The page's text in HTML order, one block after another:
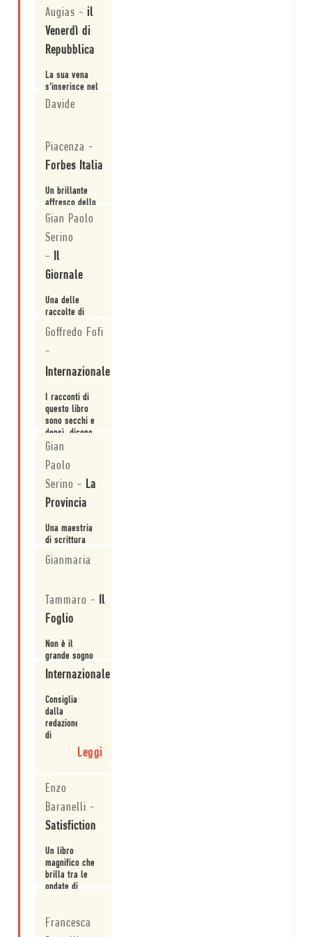
raccontata
con
partecipazione
comprensione
ammirevoli.
Augias - il
Venerdì di
Repubblica
La sua vena
s'inserisce nel
realismo
capace di
profonda del
paese insieme
ai suoi
grandiosi, le
pianure senza
fine. A
pensarci bene
è l'America
che ha
alla Ca...
Davide
Piacenza -
Forbes Italia
Un brillante
affresco dello
spirito
partire dagli
angoli più
depressi e
solitari del
Gian Paolo
Serino
- Il
Giornale
Una delle
raccolte di
riuscite degli
Goffredo Fofi
-
Internazionale
I racconti di
questo libro
sono secchi e
densi, dicono
l'essenziale e
s'immagini il
resto secondo
hemingwaiana
addietro,
londoniana e,
carveriana.
Gian
Paolo
Serino - La
Provincia
Una maestria
di scrittura
inserisce di
scrittori di
short story del
'900.
Gianmaria
Tammaro - Il
Foglio
Non è il
grande sogno
americano,
quello che
racconta. Anzi.
È l’amarezza
della vita,
l’importanza di
avere fiducia
misticismo che
fanno più veri
della ver...
Internazionale
Consigliato
dalla
redazione
di
Internazionale.
Leggi
Enzo
Baranelli -
Satisfiction
Un libro
magnifico che
brilla tra le
ondate di
una stella
cadente nel
Francesca